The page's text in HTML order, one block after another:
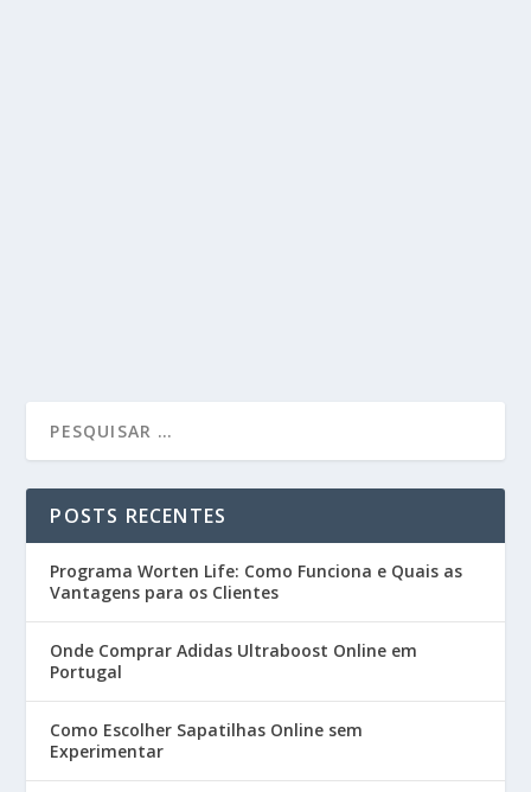
POSTS RECENTES
Programa Worten Life: Como Funciona e Quais as
Vantagens para os Clientes
Onde Comprar Adidas Ultraboost Online em
Portugal
Como Escolher Sapatilhas Online sem
Experimentar